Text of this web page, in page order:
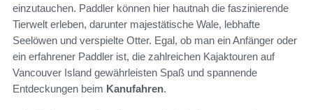
einzutauchen. Paddler können hier hautnah die faszinierende
Tierwelt erleben, darunter majestätische Wale, lebhafte
Seelöwen und verspielte Otter. Egal, ob man ein Anfänger oder
ein erfahrener Paddler ist, die zahlreichen Kajaktouren auf
Vancouver Island gewährleisten Spaß und spannende
Entdeckungen beim Kanufahren.